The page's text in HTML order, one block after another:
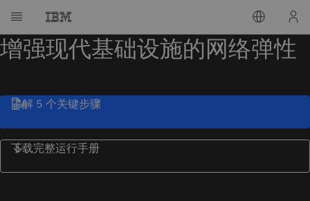
增强现代基础设施的网络弹性
了解 5 个关键步骤
下载完整运行手册